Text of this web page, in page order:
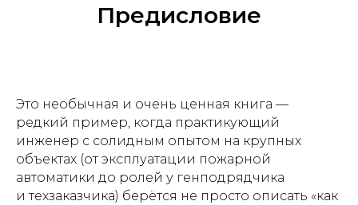
Предисловие
Это необычная и очень ценная книга —
редкий пример, когда практикующий
инженер с солидным опытом на крупных
объектах (от эксплуатации пожарной
автоматики до ролей у генподрядчика
и техзаказчика) берётся не просто описать «как